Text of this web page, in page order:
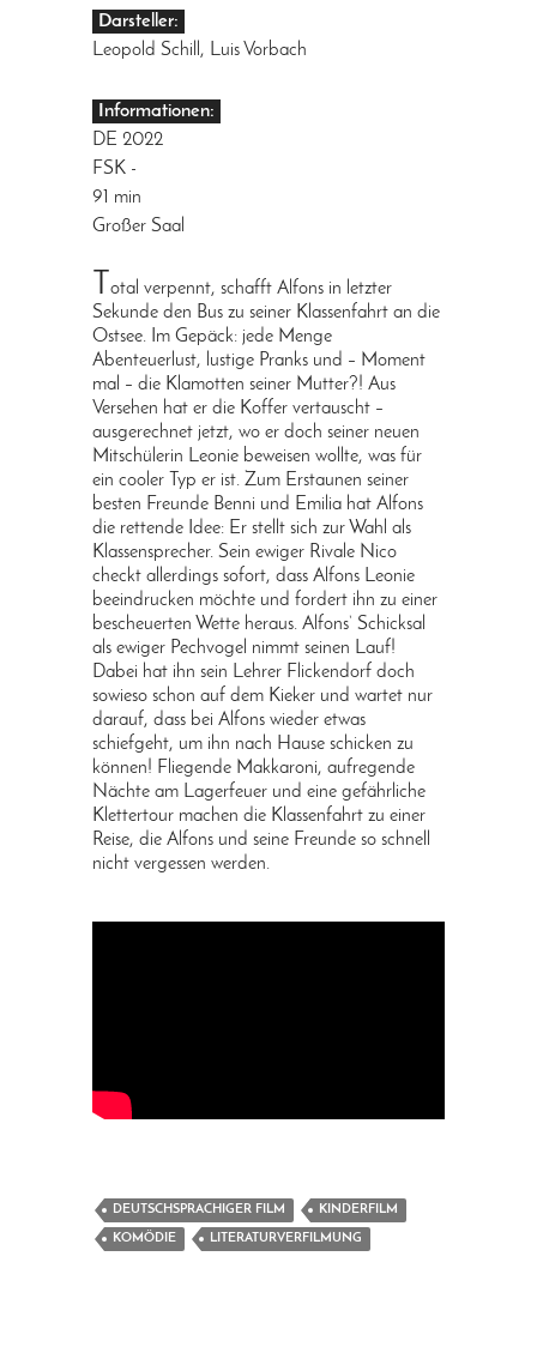
Darsteller:
Leopold Schill, Luis Vorbach
Informationen:
DE 2022
FSK -
91 min
Großer Saal
Total verpennt, schafft Alfons in letzter
Sekunde den Bus zu seiner Klassenfahrt an die
Ostsee. Im Gepäck: jede Menge
Abenteuerlust, lustige Pranks und – Moment
mal – die Klamotten seiner Mutter?! Aus
Versehen hat er die Koffer vertauscht –
ausgerechnet jetzt, wo er doch seiner neuen
Mitschülerin Leonie beweisen wollte, was für
ein cooler Typ er ist. Zum Erstaunen seiner
besten Freunde Benni und Emilia hat Alfons
die rettende Idee: Er stellt sich zur Wahl als
Klassensprecher. Sein ewiger Rivale Nico
checkt allerdings sofort, dass Alfons Leonie
beeindrucken möchte und fordert ihn zu einer
bescheuerten Wette heraus. Alfons‘ Schicksal
als ewiger Pechvogel nimmt seinen Lauf!
Dabei hat ihn sein Lehrer Flickendorf doch
sowieso schon auf dem Kieker und wartet nur
darauf, dass bei Alfons wieder etwas
schiefgeht, um ihn nach Hause schicken zu
können! Fliegende Makkaroni, aufregende
Nächte am Lagerfeuer und eine gefährliche
Klettertour machen die Klassenfahrt zu einer
Reise, die Alfons und seine Freunde so schnell
nicht vergessen werden.
DEUTSCHSPRACHIGER FILM KINDERFILM
KOMÖDIE LITERATURVERFILMUNG